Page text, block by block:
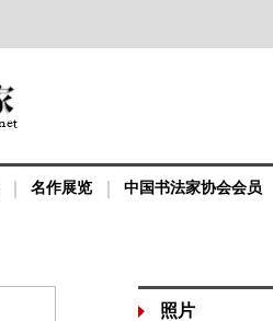
名作展览 中国书法家协会会员
照片